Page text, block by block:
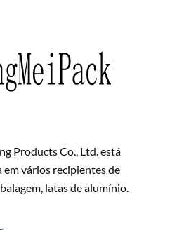
Products Co., Ltd. está
vários recipientes de
latas de alumínio.